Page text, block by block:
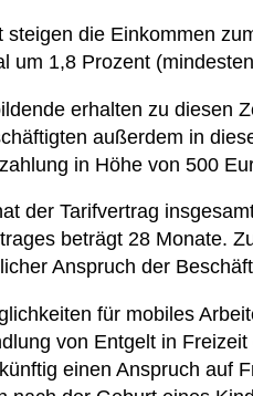
steigen die Einkommen
um 1,8 Prozent
erhalten zu diesen
außerdem in
in Höhe von 500
der Tarifvertrag
beträgt 28 Monate.
Anspruch der
für mobiles
von Entgelt in
einen Anspruch auf